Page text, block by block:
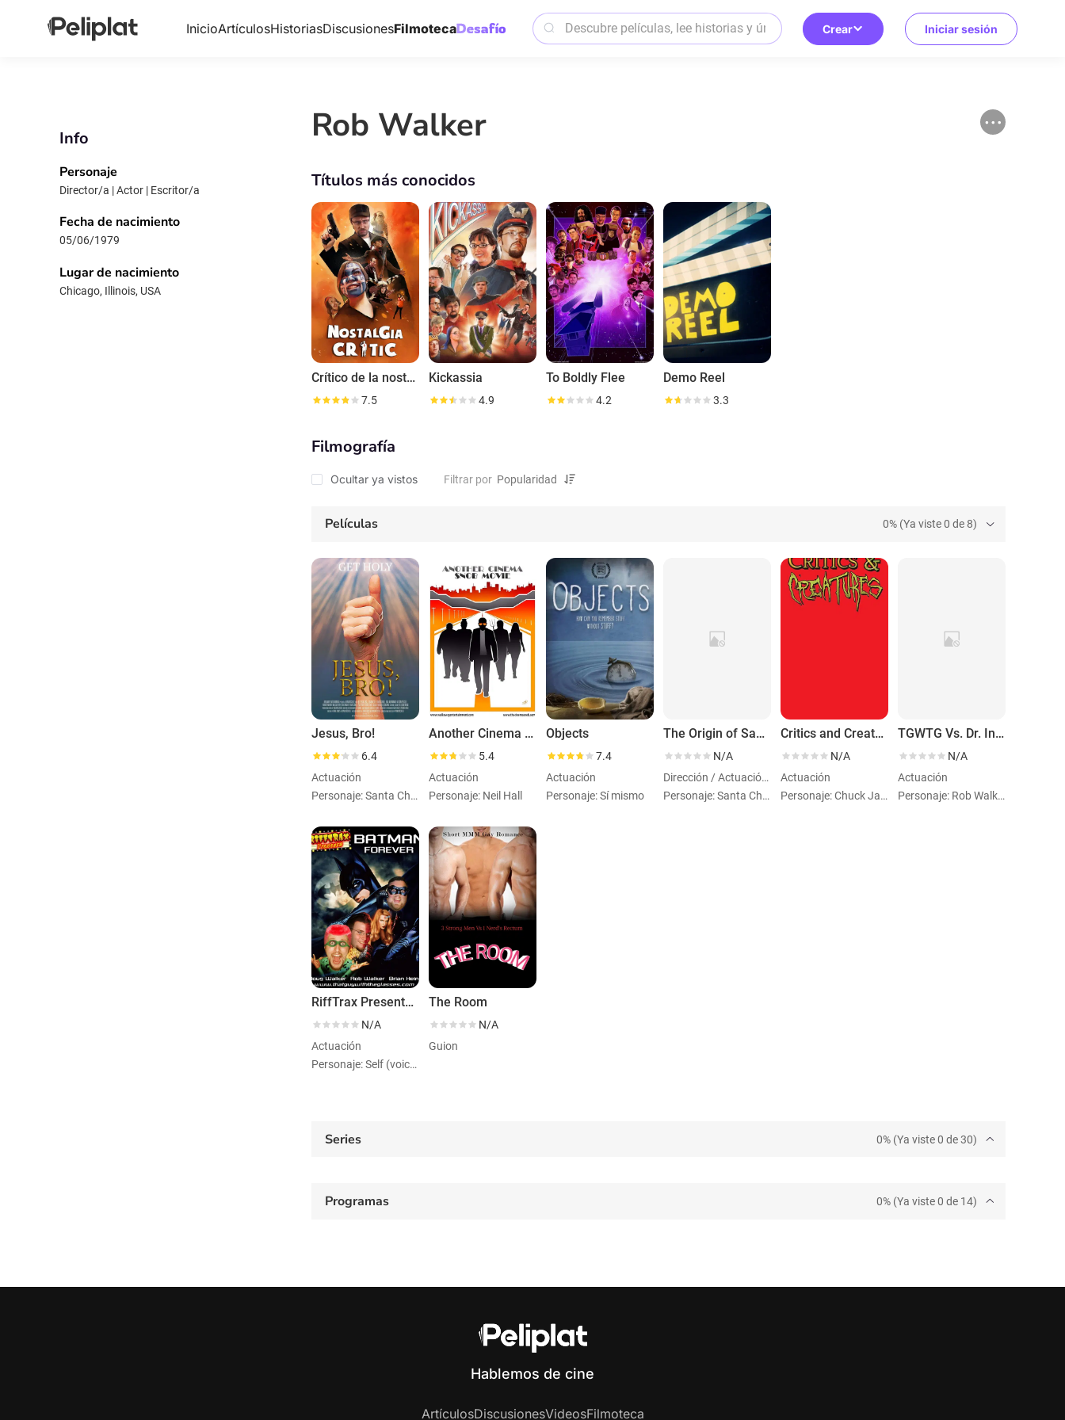
InicioArtículosHistoriasDiscusionesFilmoteca Crear Iniciar sesión
Info
Personaje
Director/a | Actor | Escritor/a
Fecha de nacimiento
05/06/1979
Lugar de nacimiento
Chicago, Illinois, USA
Rob Walker
Títulos más conocidos
Crítico de la nostalgia
7.5
Kickassia
4.9
To Boldly Flee
4.2
Demo Reel
3.3
Filmografía
Ocultar ya vistos Filtrar por
Películas 0% (Ya viste 0 de 8)
Jesus, Bro!
6.4
Actuación
Personaje: Santa Christ
Another Cinema Snob Movie
5.4
Actuación
Personaje: Neil Hall
Objects
7.4
Actuación
Personaje: Sí mismo
The Origin of Santa Christ
N/A
Dirección / Actuación / Guion
Personaje: Santa Christ
Critics and Creatures
N/A
Actuación
Personaje: Chuck Jaffers
TGWTG Vs. Dr. Insano
N/A
Actuación
Personaje: Rob Walker (archiveFootage) (voice)
RiffTrax Presents: Batman Forever
N/A
Actuación
Personaje: Self (voice)
The Room
N/A
Guion
Series 0% (Ya viste 0 de 30)
Programas 0% (Ya viste 0 de 14)
Hablemos de cine
ArtículosDiscusionesVideosFilmoteca